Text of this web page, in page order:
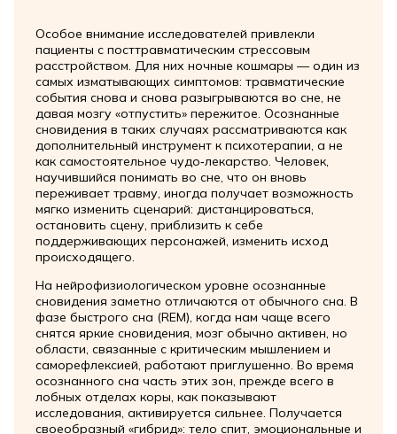
Особое внимание исследователей привлекли
пациенты с посттравматическим стрессовым
расстройством. Для них ночные кошмары — один из
самых изматывающих симптомов: травматические
события снова и снова разыгрываются во сне, не
давая мозгу «отпустить» пережитое. Осознанные
сновидения в таких случаях рассматриваются как
дополнительный инструмент к психотерапии, а не
как самостоятельное чудо‑лекарство. Человек,
научившийся понимать во сне, что он вновь
переживает травму, иногда получает возможность
мягко изменить сценарий: дистанцироваться,
остановить сцену, приблизить к себе
поддерживающих персонажей, изменить исход
происходящего.
На нейрофизиологическом уровне осознанные
сновидения заметно отличаются от обычного сна. В
фазе быстрого сна (REM), когда нам чаще всего
снятся яркие сновидения, мозг обычно активен, но
области, связанные с критическим мышлением и
саморефлексией, работают приглушенно. Во время
осознанного сна часть этих зон, прежде всего в
лобных отделах коры, как показывают
исследования, активируется сильнее. Получается
своеобразный «гибрид»: тело спит, эмоциональные и